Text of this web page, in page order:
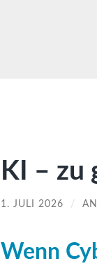
KI – zu
1. JULI 2026 /
Wenn